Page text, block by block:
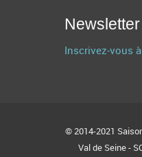
Newsletter
Inscrivez-vous
© 2014-2021
Val de Seine -